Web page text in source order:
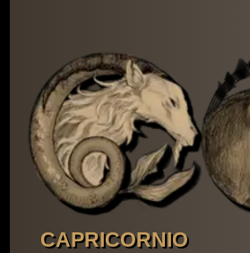
CAPRICORNIO